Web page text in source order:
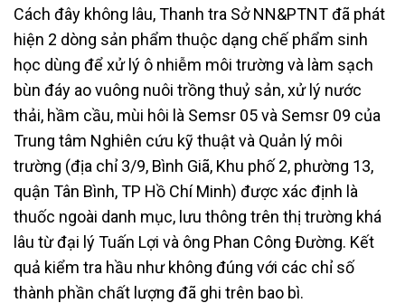
Cách đây không lâu, Thanh tra Sở NN&PTNT đã phát
hiện 2 dòng sản phẩm thuộc dạng chế phẩm sinh
học dùng để xử lý ô nhiễm môi trường và làm sạch
bùn đáy ao vuông nuôi trồng thuỷ sản, xử lý nước
thải, hầm cầu, mùi hôi là Semsr 05 và Semsr 09 của
Trung tâm Nghiên cứu kỹ thuật và Quản lý môi
trường (địa chỉ 3/9, Bình Giã, Khu phố 2, phường 13,
quận Tân Bình, TP Hồ Chí Minh) được xác định là
thuốc ngoài danh mục, lưu thông trên thị trường khá
lâu từ đại lý Tuấn Lợi và ông Phan Công Ðường. Kết
quả kiểm tra hầu như không đúng với các chỉ số
thành phần chất lượng đã ghi trên bao bì.